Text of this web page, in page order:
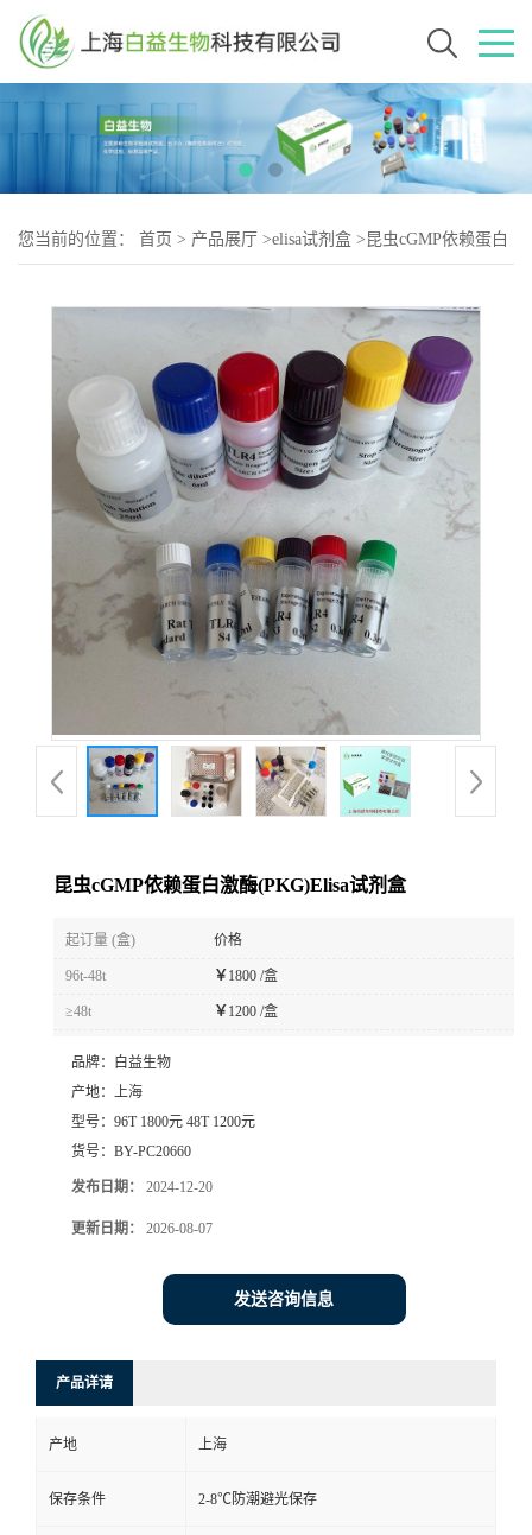
您当前的位置： 首页 > 产品展厅 >elisa试剂盒 > 昆虫cGMP依赖蛋白
昆虫cGMP依赖蛋白激酶(PKG)Elisa试剂盒
起订量 (盒) 价格
96t-48t ￥ 1800 /盒
≥48t ￥ 1200 /盒
品牌：
白益生物
产地： 上海
型号： 96T 1800元 48T 1200元
货号： BY-PC20660
发布日期： 2024-12-20
更新日期： 2026-08-07
发送咨询信息
产品详请
产地 上海
保存条件 2-8℃防潮避光保存